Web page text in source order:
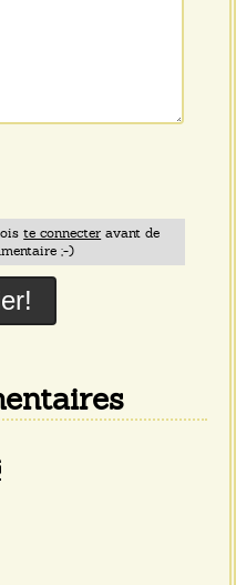
te connecter avant de
;-)